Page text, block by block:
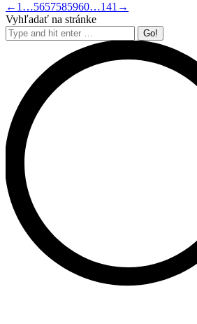
← 1 …5657585960…141 →
Vyhľadať na stránke
Search: